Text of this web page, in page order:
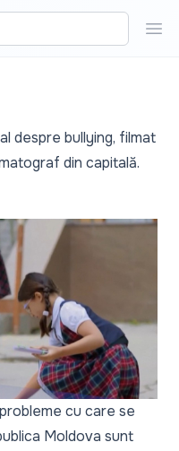
despre bullying, filmat
din capitală.
cu care se
Moldova sunt